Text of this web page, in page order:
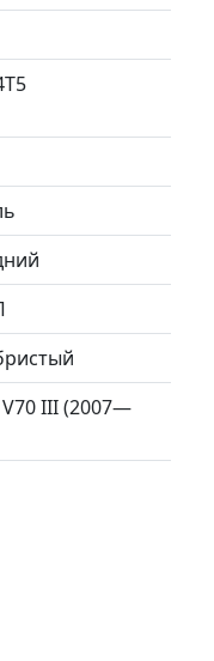
III (2007—